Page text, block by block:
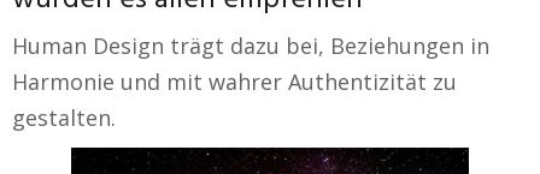
Human Design trägt dazu bei, Beziehungen in
Harmonie und mit wahrer Authentizität zu
gestalten.